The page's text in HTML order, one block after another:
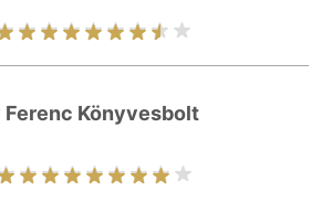
Ferenc Könyvesbolt